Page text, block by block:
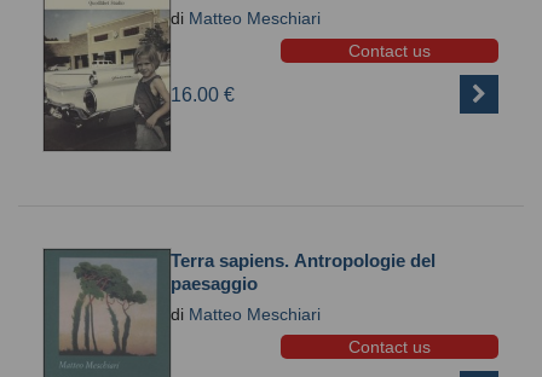
di Matteo Meschiari
Contact us
16.00 €
Terra sapiens. Antropologie del
paesaggio
di Matteo Meschiari
Contact us